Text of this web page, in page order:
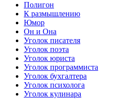
Полигон
К размышлению
Юмор
Он и Она
Уголок писателя
Уголок поэта
Уголок юриста
Уголок программиста
Уголок бухгалтера
Уголок психолога
Уголок кулинара